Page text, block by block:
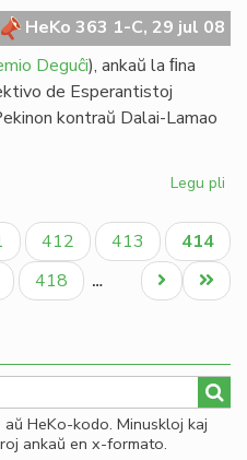
HeKo 363 1-C, 29 jul 08
Deguĉi), ankaŭ la ﬁna
de Esperantistoj
kontraŭ Dalai-Lamao
Legu pli
Paĝo
412 Paĝo
413
Aktuala
paĝo
414
Paĝo
418 …
Last
page
Next
page
HeKo-kodo. Minuskloj kaj
ankaŭ en x-formato.